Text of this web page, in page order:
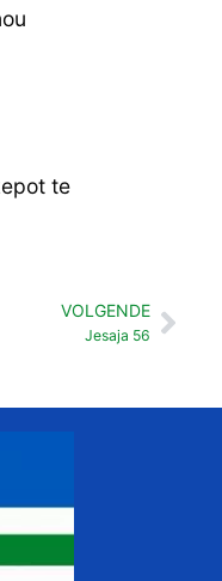
te
VOLGENDE
Jesaja 56